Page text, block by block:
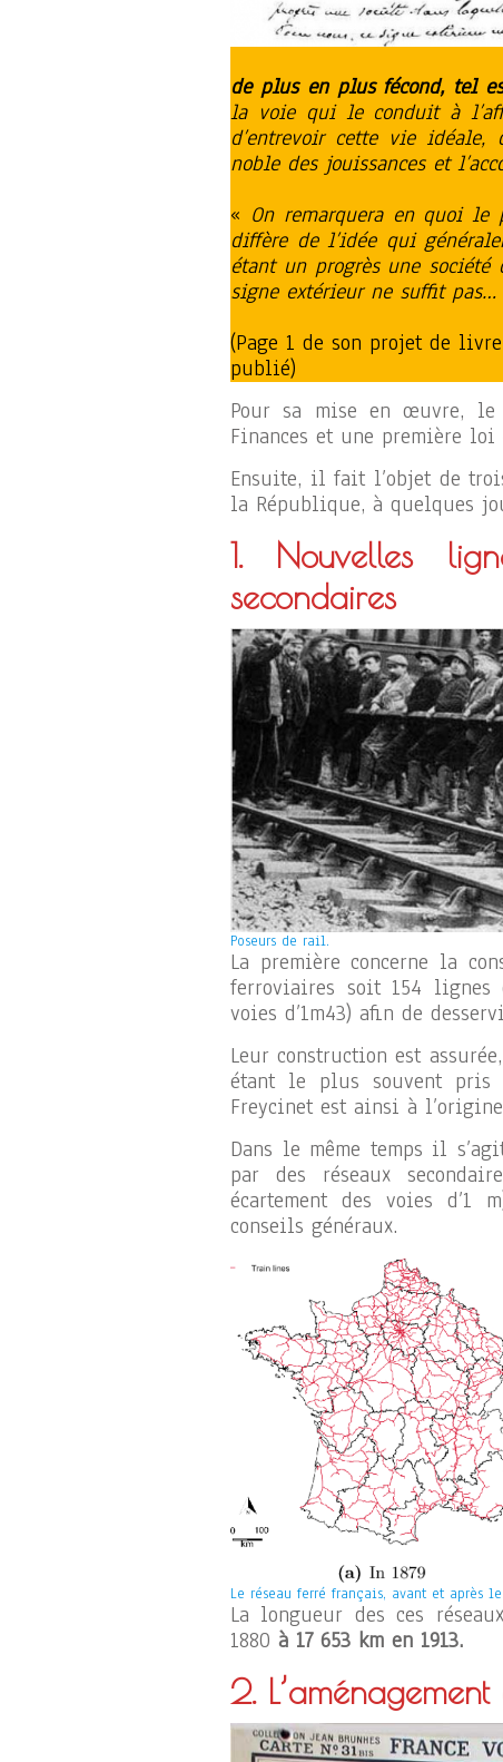
de plus en plus fécond, tel
la voie qui le conduit à
d’entrevoir cette vie
noble des jouissances et
« On remarquera en quoi le
diffère de l’idée qui
étant un progrès une société
signe extérieur ne suffit pas…
(Page 1 de son projet de livre
publié)
Pour sa mise en œuvre,
Finances et une première loi
Ensuite, il fait l’objet de
la République, à quelques
1. Nouvelles
secondaires
Poseurs de rail.
La première concerne la
ferroviaires soit 154 lignes
voies d’1m43) afin de
Leur construction est
étant le plus souvent pris
Freycinet est ainsi à
Dans le même temps il
par des réseaux
écartement des voies d’1
conseils généraux.
Le réseau ferré français, avant et après
La longueur des ces
1880 à 17 653 km en 1913.
2.